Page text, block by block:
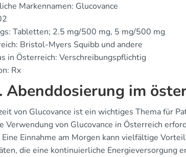
Markennamen: Glucovance
Tabletten; 2.5 mg/500 mg, 5 mg/500 mg
Bristol-Myers Squibb und andere
in Österreich: Verschreibungspflichtig
Rx
Abenddosierung im
von Glucovance ist ein wichtiges Thema für
Verwendung von Glucovance in Österreich
Einnahme am Morgen kann vielfältige
die eine kontinuierliche Energieversorgung